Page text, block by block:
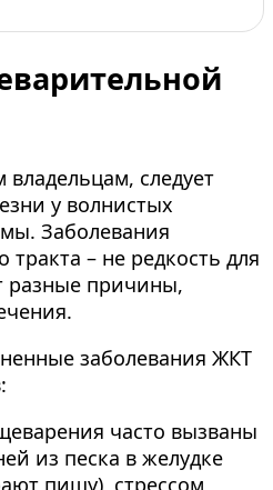
следует
у волнистых
Заболевания
– не редкость для
разные причины,
заболевания ЖКТ
часто вызваны
из песка в желудке
пищу), стрессом,